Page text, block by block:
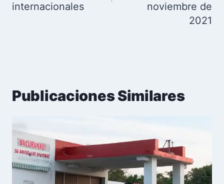
internacionales
noviembre de
2021
Publicaciones Similares